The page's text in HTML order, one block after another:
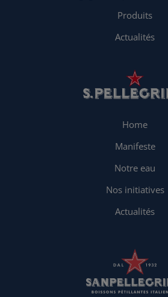
Produits
Actualités
Home
Manifeste
Notre eau
Nos initiatives
Actualités